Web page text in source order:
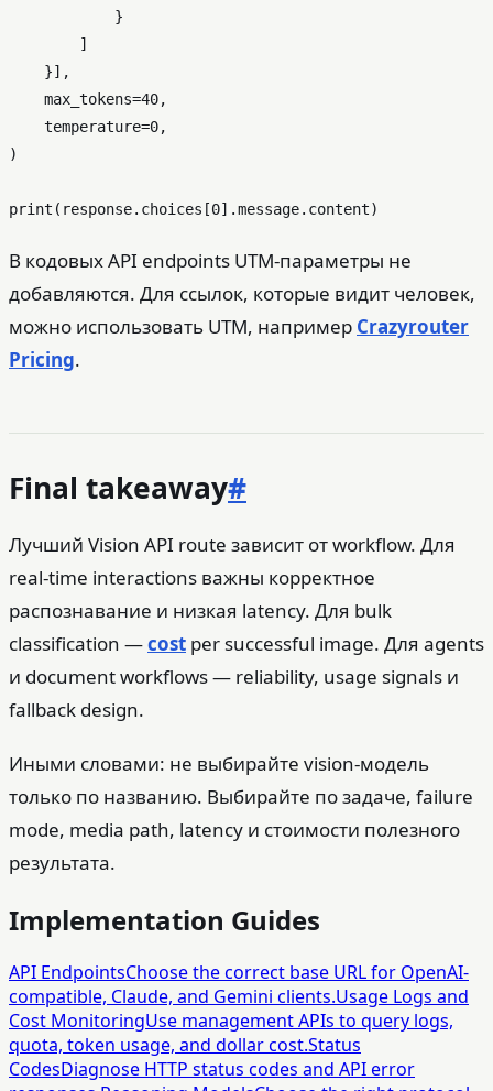
            }
        ]
    }],
    max_tokens=
40,
    temperature=
0,
)
print (response.choices[0
В кодовых API endpoints UTM-параметры не
добавляются. Для ссылок, которые видит человек,
можно использовать UTM, например Crazyrouter
Pricing.
Final takeaway#
Лучший Vision API route зависит от workflow. Для
real-time interactions важны корректное
распознавание и низкая latency. Для bulk
classification —cost per successful image. Для agents
и document workflows — reliability, usage signals и
fallback design.
Иными словами: не выбирайте vision-модель
только по названию. Выбирайте по задаче, failure
mode, media path, latency и стоимости полезного
результата.
Implementation Guides
API EndpointsChoose the correct base URL for OpenAI-
compatible, Claude, and Gemini clients.Usage Logs and
Cost MonitoringUse management APIs to query logs,
quota, token usage, and dollar cost.Status
CodesDiagnose HTTP status codes and API error